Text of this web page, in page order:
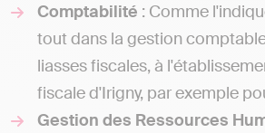
Comptabilité : Comme
tout dans la gestion
liasses fiscales, à
fiscale d'Irigny, par exemple
Gestion des Ressources